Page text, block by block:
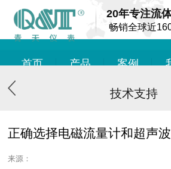
20年专注流
畅销全球近
首页 产品 案例
技术支持
正确选择电磁流量计和超声
来源：